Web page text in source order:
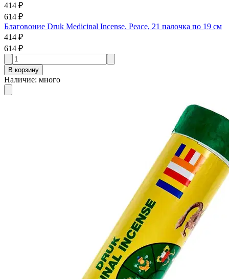
414 ₽
614 ₽
Благовоние Druk Medicinal Incense. Peace, 21 палочка по 19 см
414 ₽
614 ₽
В корзину
Наличие: много